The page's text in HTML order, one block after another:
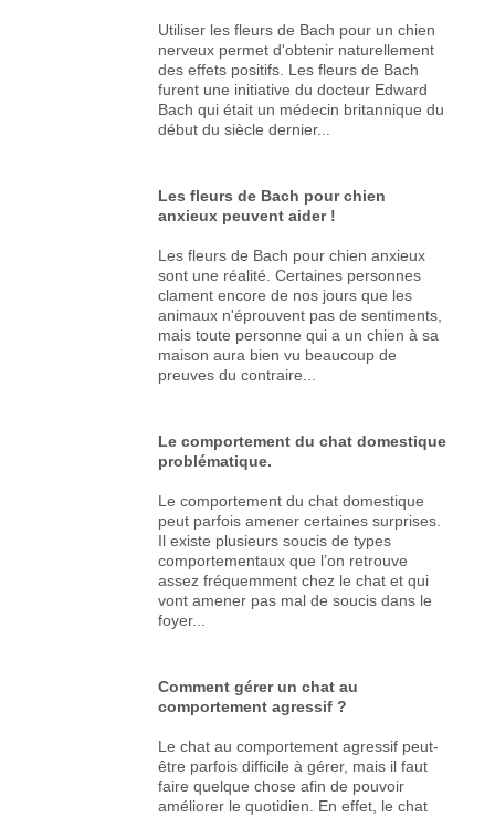
Utiliser les fleurs de Bach pour un chien
nerveux permet d'obtenir naturellement
des effets positifs. Les fleurs de Bach
furent une initiative du docteur Edward
Bach qui était un médecin britannique du
début du siècle dernier...
Les fleurs de Bach pour chien
anxieux peuvent aider !
Les fleurs de Bach pour chien anxieux
sont une réalité. Certaines personnes
clament encore de nos jours que les
animaux n'éprouvent pas de sentiments,
mais toute personne qui a un chien à sa
maison aura bien vu beaucoup de
preuves du contraire...
Le comportement du chat domestique
problématique.
Le comportement du chat domestique
peut parfois amener certaines surprises.
Il existe plusieurs soucis de types
comportementaux que l’on retrouve
assez fréquemment chez le chat et qui
vont amener pas mal de soucis dans le
foyer...
Comment gérer un chat au
comportement agressif ?
Le chat au comportement agressif peut-
être parfois difficile à gérer, mais il faut
faire quelque chose afin de pouvoir
améliorer le quotidien. En effet, le chat